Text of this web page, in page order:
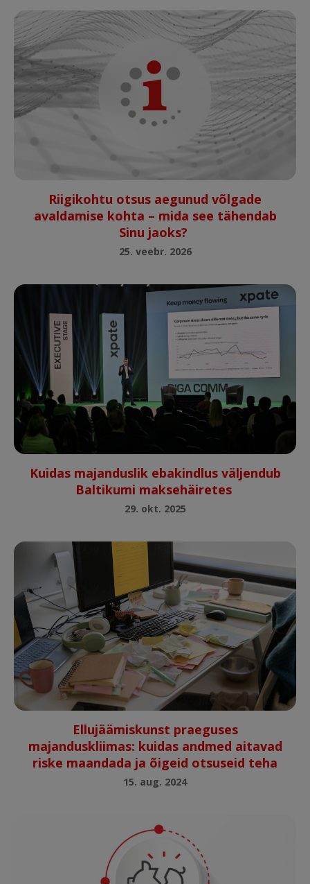
Riigikohtu otsus aegunud võlgade
avaldamise kohta – mida see tähendab
Sinu jaoks?
25. veebr. 2026
Kuidas majanduslik ebakindlus väljendub
Baltikumi maksehäiretes
29. okt. 2025
Ellujäämiskunst praeguses
majanduskliimas: kuidas andmed aitavad
riske maandada ja õigeid otsuseid teha
15. aug. 2024